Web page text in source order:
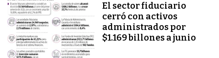
El sector fiduciario
cerró con activos
administrados por
$1.169 billones a junio